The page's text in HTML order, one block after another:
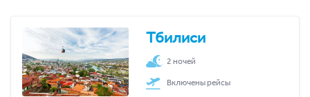
Тбилиси
2 ночей
Включены рейсы